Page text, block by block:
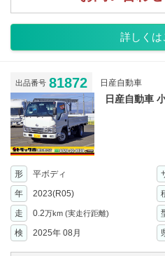
詳しくは
出品番号 81872 日産自動車
日産自動車
形 平ボディ
年
2023(R05)
走 0.2万km (実走行距離)
検
2025年 08月